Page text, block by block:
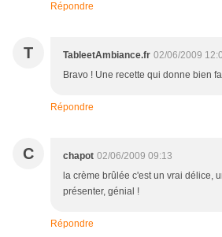
Répondre
T TableetAmbiance.fr 02/06/2009
Bravo ! Une recette qui donne bien
Répondre
C chapot 02/06/2009 09:13
la crème brûlée c'est un vrai délice,
présenter, génial !
Répondre